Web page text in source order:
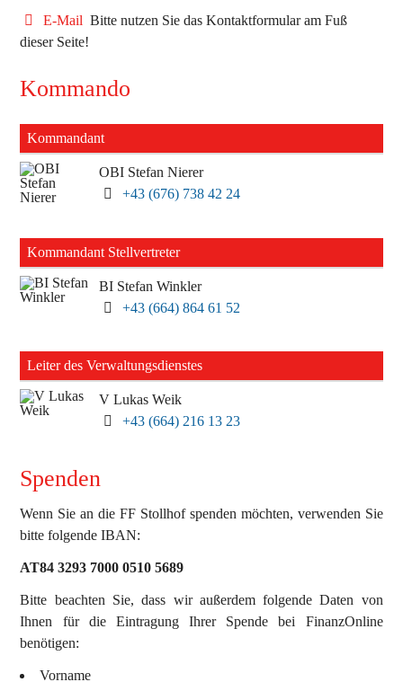
Bekleidung
Kontakt
E-Mail Bitte nutzen Sie das Kontaktformular am Fuß
dieser Seite!
Kommando
Kommandant
OBI Stefan Nierer
+43 (676) 738 42 24
Kommandant Stellvertreter
BI Stefan Winkler
+43 (664) 864 61 52
Leiter des Verwaltungsdienstes
V Lukas Weik
+43 (664) 216 13 23
Spenden
Wenn Sie an die FF Stollhof spenden möchten, verwenden Sie
bitte folgende IBAN:
AT84 3293 7000 0510 5689
Bitte beachten Sie, dass wir außerdem folgende Daten von
Ihnen für die Eintragung Ihrer Spende bei FinanzOnline
benötigen:
Vorname